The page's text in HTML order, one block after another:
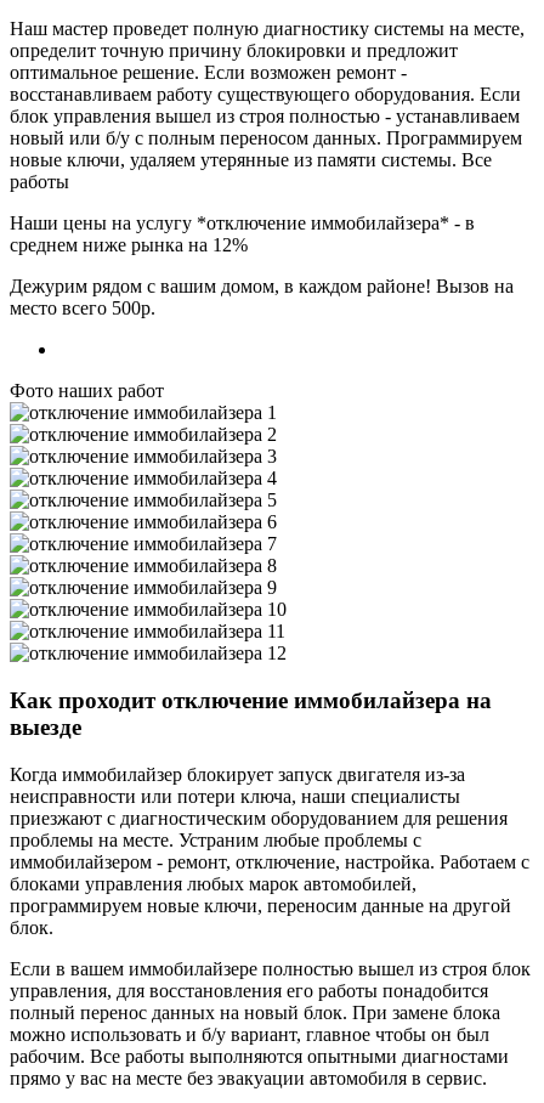
Наш мастер проведет полную диагностику системы на месте,
определит точную причину блокировки и предложит
оптимальное решение. Если возможен ремонт -
восстанавливаем работу существующего оборудования. Если
блок управления вышел из строя полностью - устанавливаем
новый или б/у с полным переносом данных. Программируем
новые ключи, удаляем утерянные из памяти системы. Все
работы
Наши цены на услугу *отключение иммобилайзера* - в
среднем ниже рынка на 12%
Дежурим рядом с вашим домом, в каждом районе! Вызов на
место всего 500р.
Фото наших работ
Как проходит отключение иммобилайзера на
выезде
Когда иммобилайзер блокирует запуск двигателя из-за
неисправности или потери ключа, наши специалисты
приезжают с диагностическим оборудованием для решения
проблемы на месте. Устраним любые проблемы с
иммобилайзером - ремонт, отключение, настройка. Работаем с
блоками управления любых марок автомобилей,
программируем новые ключи, переносим данные на другой
блок.
Если в вашем иммобилайзере полностью вышел из строя блок
управления, для восстановления его работы понадобится
полный перенос данных на новый блок. При замене блока
можно использовать и б/у вариант, главное чтобы он был
рабочим. Все работы выполняются опытными диагностами
прямо у вас на месте без эвакуации автомобиля в сервис.